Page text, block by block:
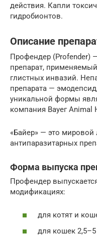
действия. Капли
гидробионтов.
Описание
Профендер (Profender)
препарат,
глистных инвазий.
препарата —
уникальной формы
компания Вауег Animal
«Байер» — это мировой
антипаразитарных
Форма выпуска
Профендер
модификациях:
для котят и
для кошек 2,5–5